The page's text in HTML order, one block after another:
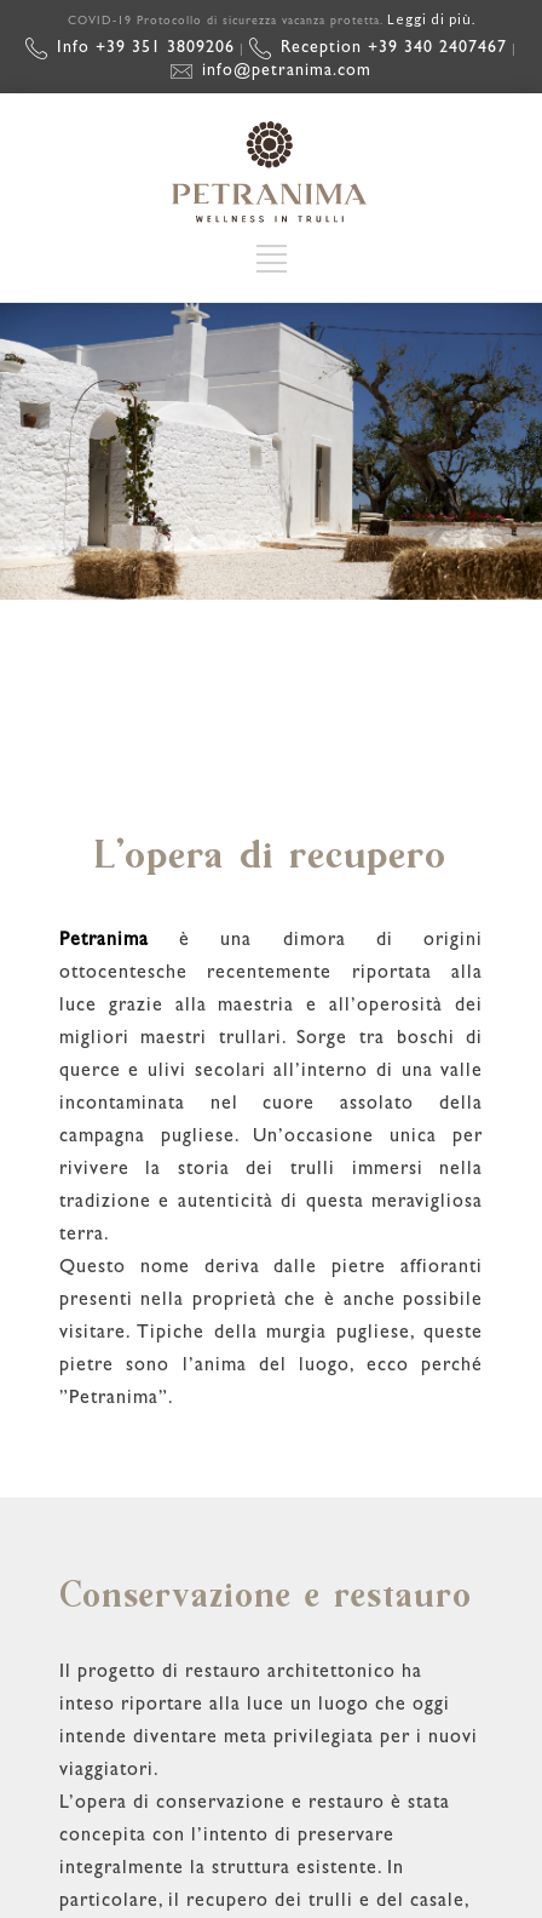
COVID-19 Protocollo di sicurezza vacanza protetta. Leggi di più.
Info +39 351 3809206 Reception +39 340 2407467
info@petranima.com
L'opera di recupero
Petranimaè una dimora di origini
ottocentesche recentemente riportata alla
luce grazie alla maestria e all’operosità dei
migliori maestri trullari. Sorge tra boschi di
querce e ulivi secolari all’interno di una valle
incontaminata nel cuore assolato della
campagna pugliese. Un’occasione unica per
rivivere la storia dei trulli immersi nella
tradizione e autenticità di questa meravigliosa
terra.
Questo nome deriva dalle pietre affioranti
presenti nella proprietà che è anche possibile
visitare. Tipiche della murgia pugliese, queste
pietre sono l’anima del luogo, ecco perché
”Petranima”.
Conservazione e restauro
Il progetto di restauro architettonico ha
inteso riportare alla luce un luogo che oggi
intende diventare meta privilegiata per i nuovi
viaggiatori.
L’opera di conservazione e restauro è stata
concepita con l’intento di preservare
integralmente la struttura esistente. In
particolare, il recupero dei trulli e del casale,